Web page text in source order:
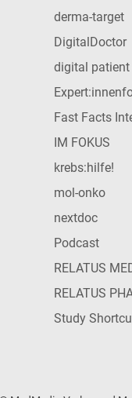
derma-target
DigitalDoctor
digital patient
Fast Facts
IM FOKUS
krebs:hilfe!
mol-onko
nextdoc
Podcast
RELATUS
RELATUS
Study